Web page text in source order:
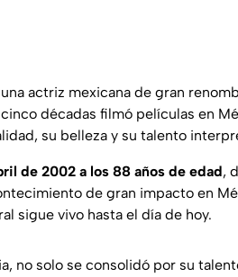
actriz mexicana de gran
décadas filmó películas en
su belleza y su talento
de 2002 a los 88 años de edad,
de gran impacto en
sigue vivo hasta el día de hoy.
no solo se consolidó por su